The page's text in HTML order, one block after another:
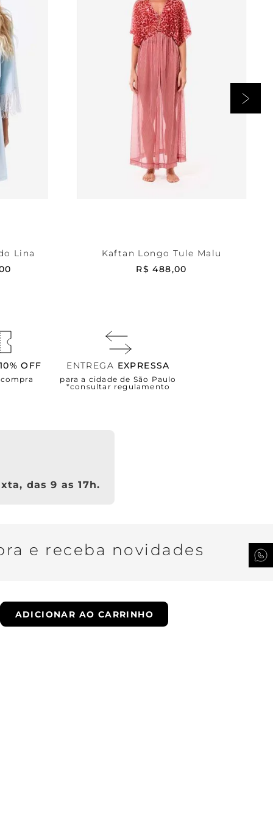
ADICIONAR AO CARRINHO
Lina
Estampada P
Kaftan Longo Tule Malu
R$ 488,00
OFF ENTREGA EXPRESSA
para a cidade de São Paulo
*consultar regulamento
das 9 as 17h.
e receba novidades
QUERO SER VIP